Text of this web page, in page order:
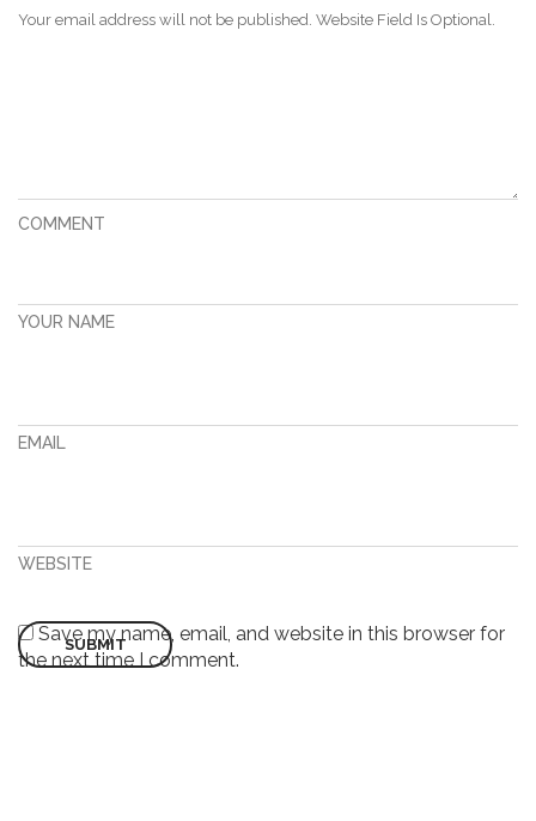
Your email address will not be published. Website Field Is Optional.
COMMENT
YOUR NAME
EMAIL
WEBSITE
Save my name, email, and website in this browser for
the next time I comment.